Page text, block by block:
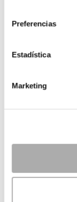
Preferencias
Estadística
Marketing